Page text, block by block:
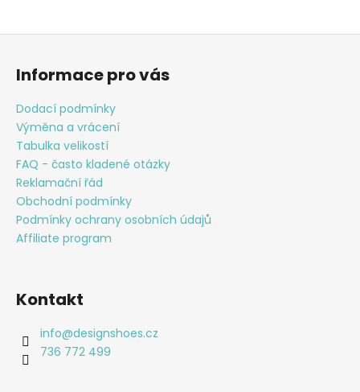
Z
Informace pro vás
Dodací podmínky
Výměna a vrácení
Tabulka velikostí
FAQ - často kladené otázky
Reklamační řád
Obchodní podmínky
Podmínky ochrany osobních údajů
Affiliate program
Kontakt
info@designshoes.cz
736 772 499